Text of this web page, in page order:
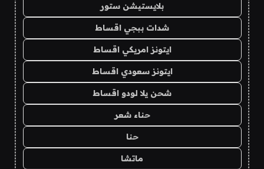
بلايستيشن ستور
شدات ببجي اقساط
ايتونز امريكي اقساط
ايتونز سعودي اقساط
شحن يلا لودو اقساط
حناء شعر
حنا
ماتشا